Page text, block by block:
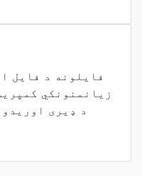
زیانمنونکي
د ډیری